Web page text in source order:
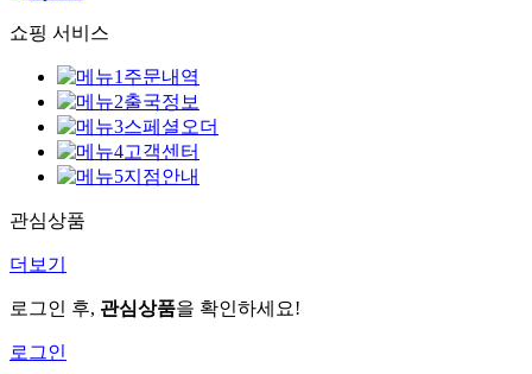
쇼핑 서비스
주문내역
출국정보
스페셜오더
고객센터
지점안내
관심상품
더보기
로그인 후, 관심상품을 확인하세요!
로그인